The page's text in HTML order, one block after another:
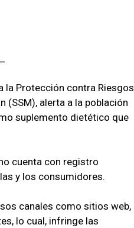
la Protección contra Riesgos
(SSM), alerta a la población
suplemento dietético que
cuenta con registro
y los consumidores.
canales como sitios web,
lo cual, infringe las